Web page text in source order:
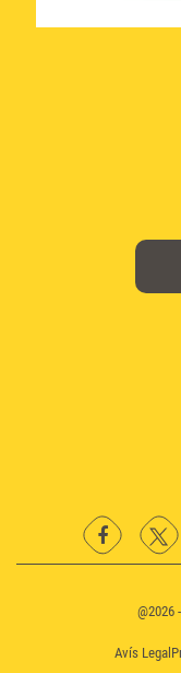
facebook
@2026
Avís Legal